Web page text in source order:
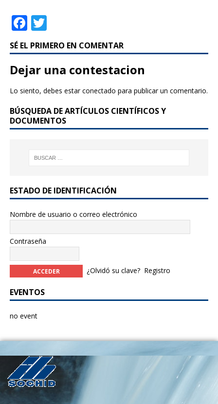
F
a
c
e
b
o
k
w
it
te
r
SÉ EL PRIMERO EN COMENTAR
Dejar una contestacion
Lo siento, debes estarconectado para publicar un comentario.
BÚSQUEDA DE ARTÍCULOS CIENTÍFICOS Y
DOCUMENTOS
ESTADO DE IDENTIFICACIÓN
Nombre de usuario o correo electrónico
Contraseña
¿Olvidó su clave? Registro
EVENTOS
no event